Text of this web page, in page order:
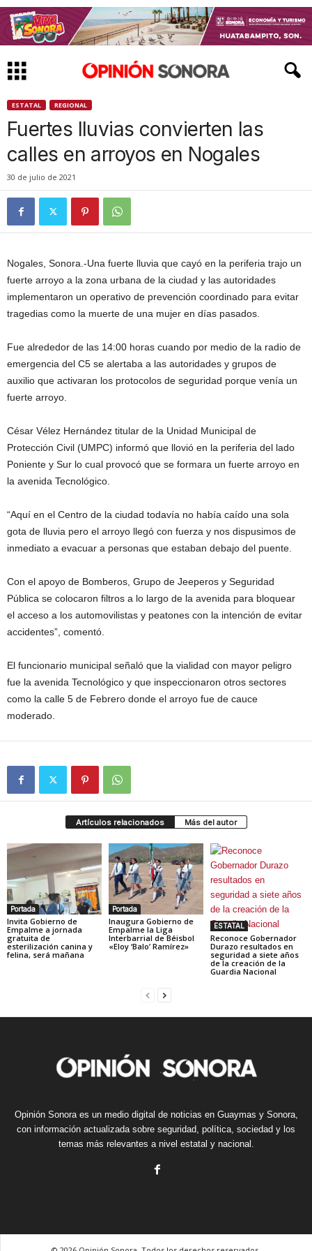
ESTATAL REGIONAL
Fuertes lluvias convierten las
calles en arroyos en Nogales
30 de julio de 2021
Nogales, Sonora.-Una fuerte lluvia que cayó en la periferia trajo un
fuerte arroyo a la zona urbana de la ciudad y las autoridades
implementaron un operativo de prevención coordinado para evitar
tragedias como la muerte de una mujer en días pasados.
Fue alrededor de las 14:00 horas cuando por medio de la radio de
emergencia del C5 se alertaba a las autoridades y grupos de
auxilio que activaran los protocolos de seguridad porque venía un
fuerte arroyo.
César Vélez Hernández titular de la Unidad Municipal de
Protección Civil (UMPC) informó que llovió en la periferia del lado
Poniente y Sur lo cual provocó que se formara un fuerte arroyo en
la avenida Tecnológico.
“Aquí en el Centro de la ciudad todavía no había caído una sola
gota de lluvia pero el arroyo llegó con fuerza y nos dispusimos de
inmediato a evacuar a personas que estaban debajo del puente.
Con el apoyo de Bomberos, Grupo de Jeeperos y Seguridad
Pública se colocaron filtros a lo largo de la avenida para bloquear
el acceso a los automovilistas y peatones con la intención de evitar
accidentes”, comentó.
El funcionario municipal señaló que la vialidad con mayor peligro
fue la avenida Tecnológico y que inspeccionaron otros sectores
como la calle 5 de Febrero donde el arroyo fue de cauce
moderado.
Artículos relacionados Más del autor
Portada
Invita Gobierno de
Empalme a jornada
gratuita de
esterilización canina y
felina, será mañana
Portada
Inaugura Gobierno de
Empalme la Liga
Interbarrial de Béisbol
«Eloy ‘Balo’ Ramírez»
ESTATAL
Reconoce Gobernador
Durazo resultados en
seguridad a siete años
de la creación de la
Guardia Nacional
Opinión Sonora es un medio digital de noticias en Guaymas y Sonora,
con información actualizada sobre seguridad, política, sociedad y los
temas más relevantes a nivel estatal y nacional.